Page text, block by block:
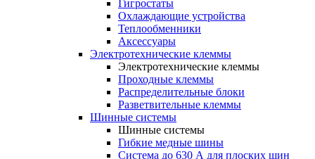
Гигростаты
Охлаждающие устройства
Теплообменники
Аксессуары
Электротехнические клеммы
Электротехнические клеммы
Проходные клеммы
Распределительные блоки
Разветвительные клеммы
Шинные системы
Шинные системы
Гибкие медные шины
Система до 630 А для плоских шин